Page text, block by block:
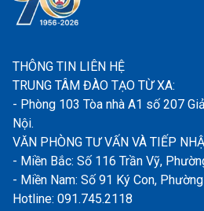
THÔNG TIN LIÊN HỆ
TRUNG TÂM ĐÀO TẠO TỪ XA:
- Phòng 103 Tòa nhà A1 số 207
Nội.
VĂN PHÒNG TƯ VẤN VÀ TIẾP
- Miền Bắc: Số 116 Trần Vỹ,
- Miền Nam: Số 91 Ký Con,
Hotline: 091.745.2118